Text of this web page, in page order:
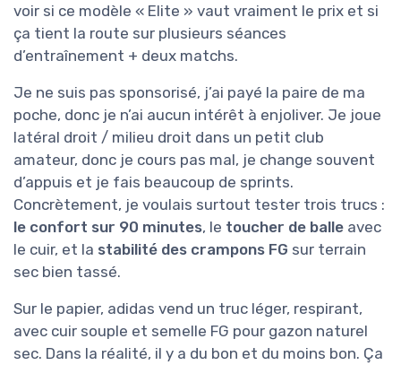
voir si ce modèle « Elite » vaut vraiment le prix et si
ça tient la route sur plusieurs séances
d’entraînement + deux matchs.
Je ne suis pas sponsorisé, j’ai payé la paire de ma
poche, donc je n’ai aucun intérêt à enjoliver. Je joue
latéral droit / milieu droit dans un petit club
amateur, donc je cours pas mal, je change souvent
d’appuis et je fais beaucoup de sprints.
Concrètement, je voulais surtout tester trois trucs :
le confort sur 90 minutes, le toucher de balle avec
le cuir, et la stabilité des crampons FG sur terrain
sec bien tassé.
Sur le papier, adidas vend un truc léger, respirant,
avec cuir souple et semelle FG pour gazon naturel
sec. Dans la réalité, il y a du bon et du moins bon. Ça